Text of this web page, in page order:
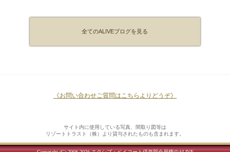
全てのALIVEブログを見る
《お問い合わせご質問はこちらよりどうぞ》
サイト内に使用している写真、間取り図等は
リゾートトラスト（株）より貸与されたものも含まれます。